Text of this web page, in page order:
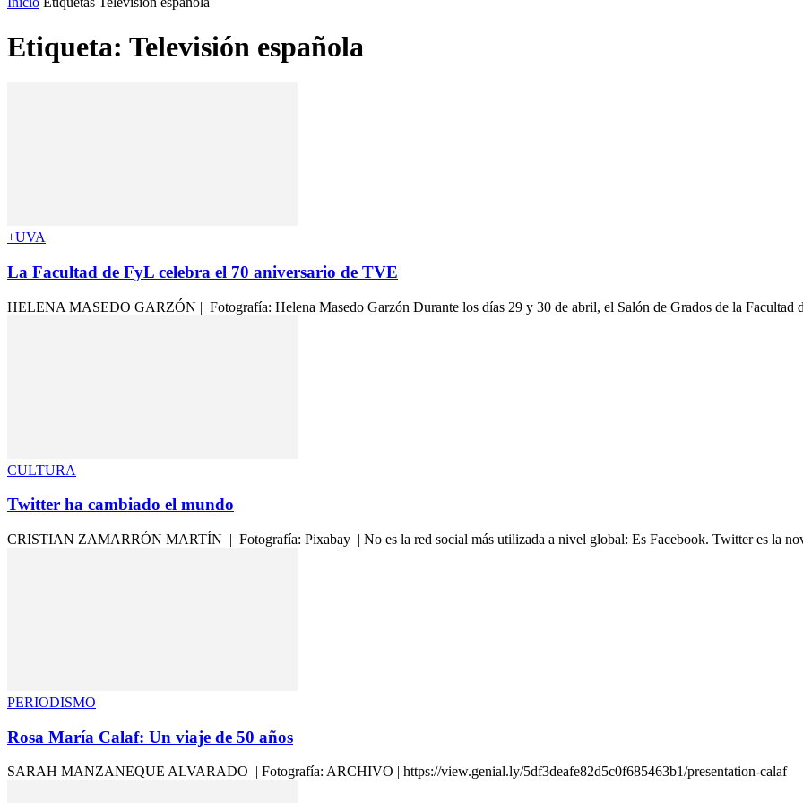
Etiqueta: Televisión española
+UVA
La Facultad de FyL celebra el 70 aniversario de TVE
HELENA MASEDO GARZÓN | Fotografía: Helena Masedo Garzón Durante los días 29 y 30 de abril, el Salón de Grados de la Facultad
CULTURA
Twitter ha cambiado el mundo
CRISTIAN ZAMARRÓN MARTÍN | Fotografía: Pixabay | No es la red social más utilizada a nivel global: Es Facebook. Twitter es la
PERIODISMO
Rosa María Calaf: Un viaje de 50 años
SARAH MANZANEQUE ALVARADO | Fotografía: ARCHIVO | https://view.genial.ly/5df3deafe82d5c0f685463b1/presentation-calaf